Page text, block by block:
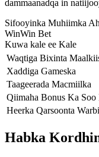
dammaanadqa in
Sifooyinka Muhiimka
WinWin Bet
Kuwa kale ee Kale
Waqtiga Bixinta
Xaddiga Gameska
Taageerada Macmiilka
Qiimaha Bonus Ka Soo
Heerka Qarsoonta
Habka